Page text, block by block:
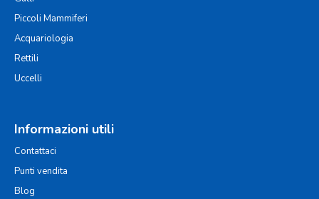
Piccoli Mammiferi
Acquariologia
Rettili
Uccelli
Informazioni utili
Contattaci
Punti vendita
Blog